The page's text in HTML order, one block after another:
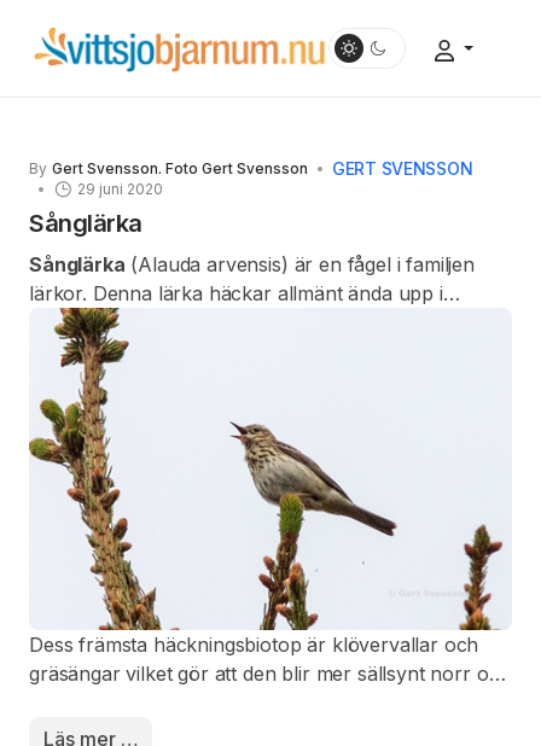
By Gert Svensson. Foto Gert Svensson GERT SVENSSON
29 juni 2020
Sånglärka
Sånglärka (Alauda arvensis) är en fågel i familjen
lärkor. Denna lärka häckar allmänt ända upp i
Lappland.
Dess främsta häckningsbiotop är klövervallar och
gräsängar vilket gör att den blir mer sällsynt norr om
redan i februari–mars. I september–november flyttar
Läs mer …